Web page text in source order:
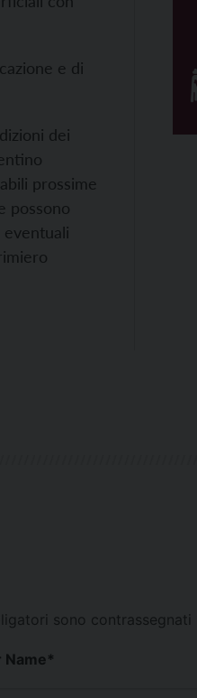
e di
dei
prossime
possono
sono contrassegnati
Name*